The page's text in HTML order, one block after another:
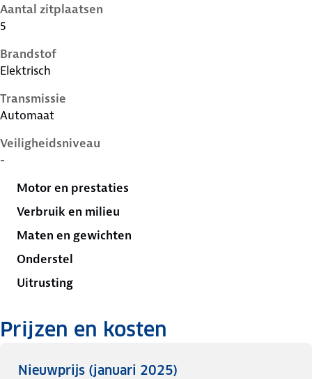
Aantal zitplaatsen
5
Brandstof
Elektrisch
Transmissie
Automaat
Veiligheidsniveau
-
Motor en prestaties
Verbruik en milieu
Maten en gewichten
Onderstel
Uitrusting
Prijzen en kosten
Nieuwprijs (januari 2025)